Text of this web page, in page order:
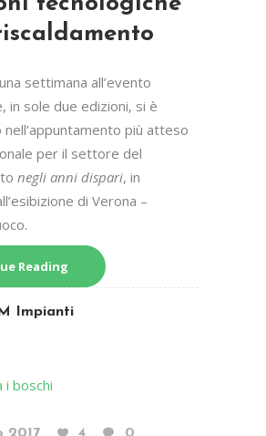
settimana all’evento
in sole due edizioni, si è
più atteso
per il settore del
negli anni dispari, in
di Verona –
Reading
Impianti